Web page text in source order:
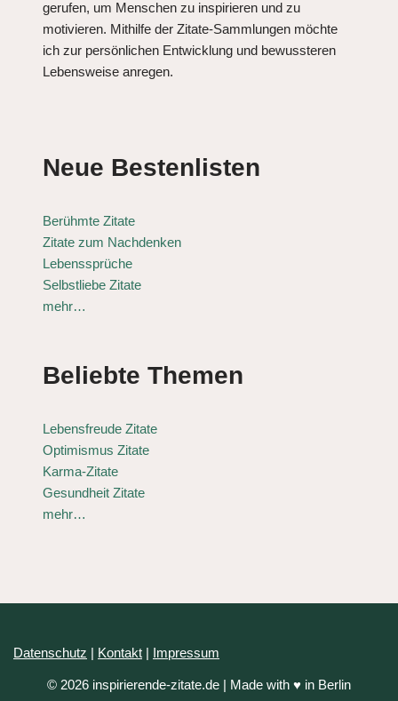
gerufen, um Menschen zu inspirieren und zu
motivieren. Mithilfe der Zitate-Sammlungen möchte
ich zur persönlichen Entwicklung und bewussteren
Lebensweise anregen.
Neue Bestenlisten
Berühmte Zitate
Zitate zum Nachdenken
Lebenssprüche
Selbstliebe Zitate
mehr…
Beliebte Themen
Lebensfreude Zitate
Optimismus Zitate
Karma-Zitate
Gesundheit Zitate
mehr…
Datenschutz | Kontakt | Impressum
© 2026 inspirierende-zitate.de | Made with ♥ in Berlin